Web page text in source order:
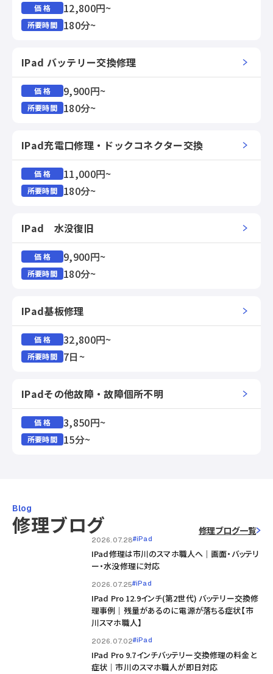
価 格 12,800円~
所要時間 180分~
IPad バッテリー交換修理
価 格 9,900円~
所要時間 180分~
IPad充電口修理・ドックコネクター交換
価 格 11,000円~
所要時間 180分~
IPad 水没復旧
価 格 9,900円~
所要時間 180分~
IPad基板修理
価 格 32,800円~
所要時間 7日~
IPadその他故障・故障個所不明
価 格 3,850円~
所要時間 15分~
Blog
修理ブログ 修理ブログ一覧
2026.07.28#iPad
IPad修理は市川のスマホ職人へ｜画面・バッテリ
ー・水没修理に対応
2026.07.25#iPad
IPad Pro 12.9インチ(第2世代) バッテリー交換修
理事例｜残量があるのに電源が落ちる症状【市
川スマホ職人】
2026.07.02#iPad
IPad Pro 9.7インチバッテリー交換修理の料金と
症状｜市川のスマホ職人が即日対応